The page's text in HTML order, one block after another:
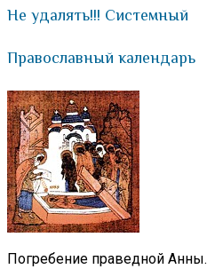
Не удалять!!! Системный
Православный календарь
Погребение праведной Анны.